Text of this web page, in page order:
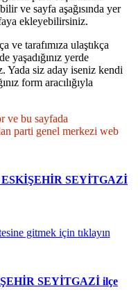
ve sayfa aşağısında yer
ekleyebilirsiniz.
ve tarafımıza ulaştıkça
yaşadığınız yerde
Yada siz aday iseniz kendi
form aracılığıyla
ve bu sayfada
parti genel merkezi web
ESKİŞEHİR SEYİTGAZİ
gitmek için tıklayın
SEYİTGAZİ ilçe